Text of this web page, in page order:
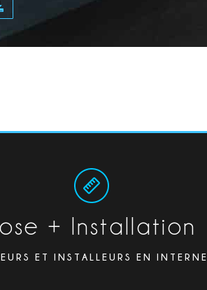
+ Installation
ET INSTALLEURS EN INTERNE